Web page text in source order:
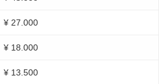
¥ 27.000
¥ 18.000
¥ 13.500